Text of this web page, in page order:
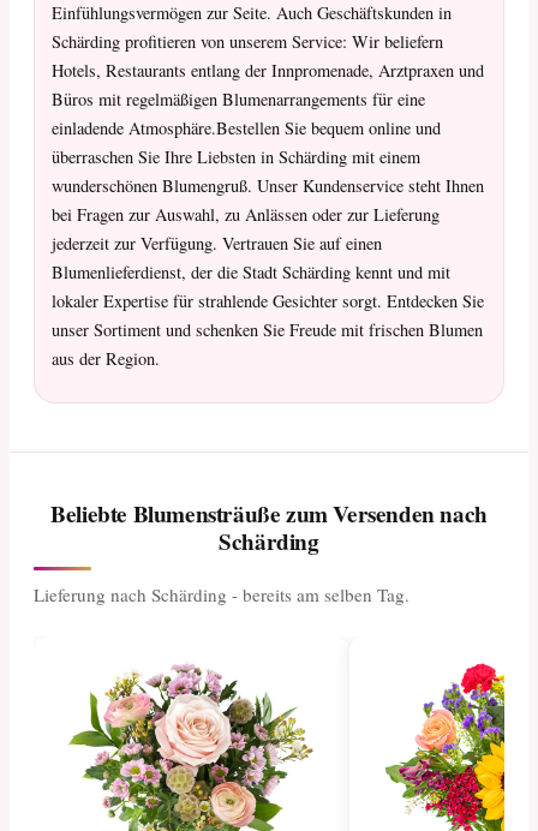
Einfühlungsvermögen zur Seite. Auch Geschäftskunden in
Schärding profitieren von unserem Service: Wir beliefern
Hotels, Restaurants entlang der Innpromenade, Arztpraxen und
Büros mit regelmäßigen Blumenarrangements für eine
einladende Atmosphäre.Bestellen Sie bequem online und
überraschen Sie Ihre Liebsten in Schärding mit einem
wunderschönen Blumengruß. Unser Kundenservice steht Ihnen
bei Fragen zur Auswahl, zu Anlässen oder zur Lieferung
jederzeit zur Verfügung. Vertrauen Sie auf einen
Blumenlieferdienst, der die Stadt Schärding kennt und mit
lokaler Expertise für strahlende Gesichter sorgt. Entdecken Sie
unser Sortiment und schenken Sie Freude mit frischen Blumen
aus der Region.
Beliebte Blumensträuße zum Versenden nach
Schärding
Lieferung nach Schärding - bereits am selben Tag.